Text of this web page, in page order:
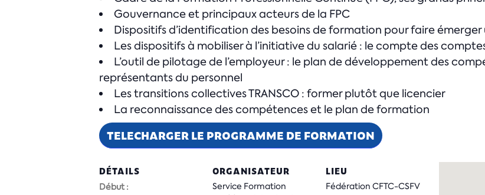
Gouvernance et principaux acteurs de la FPC
Dispositifs d’identification des besoins de formation pour faire émerger
Les dispositifs à mobiliser à l’initiative du salarié : le compte des
L’outil de pilotage de l’employeur : le plan de développement des
représentants du personnel
Les transitions collectives TRANSCO : former plutôt que licencier
La reconnaissance des compétences et le plan de formation
TELECHARGER LE PROGRAMME DE FORMATION
DÉTAILS
Début :
ORGANISATEUR
Service Formation
LIEU
Fédération CFTC-CSFV